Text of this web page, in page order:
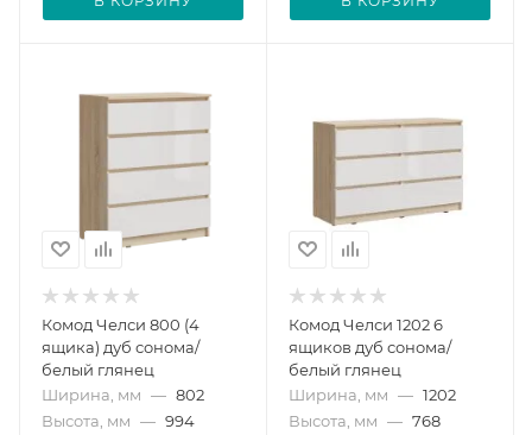
Комод Челси 800 (4
ящика) дуб сонома/
белый глянец
Ширина, мм — 802
Высота, мм — 994
Комод Челси 1202 6
ящиков дуб сонома/
белый глянец
Ширина, мм — 1202
Высота, мм — 768